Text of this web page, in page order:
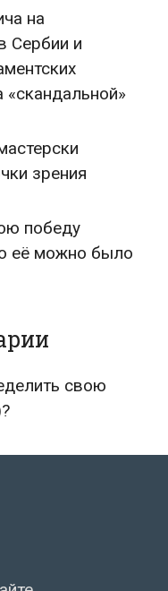
на
Сербии и
зрения
победу
её можно было
свою